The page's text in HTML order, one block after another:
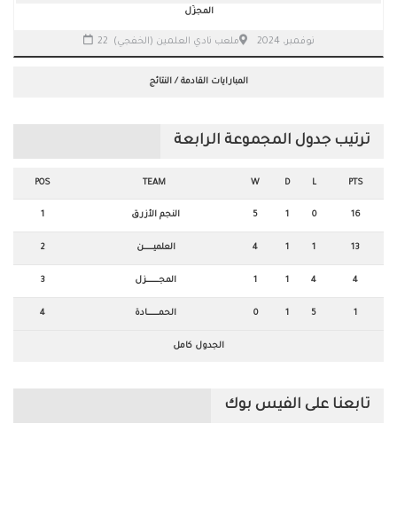
المجزّل
22 نوفمبر، 2024 ملعب نادي العلمين (الخفجي)
المبارايات القادمة / النتائج
ترتيب جدول المجموعة الرابعة
POS TEAM W D L PTS
1 النجم الأزرق 5 1 0 16
2 العلميـــــــــــن 4 1 1 13
3 المجــــــــــــــزل 1 1 4 4
4 الحمـــــــــــــادة 0 1 5 1
الجدول كامل
تابعنا على الفيس بوك